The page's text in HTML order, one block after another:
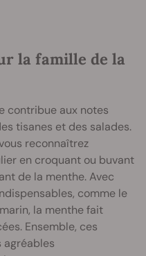
la famille de la
contribue aux notes
tisanes et des salades.
reconnaîtrez
en croquant ou buvant
de la menthe. Avec
comme le
la menthe fait
Ensemble, ces
agréables